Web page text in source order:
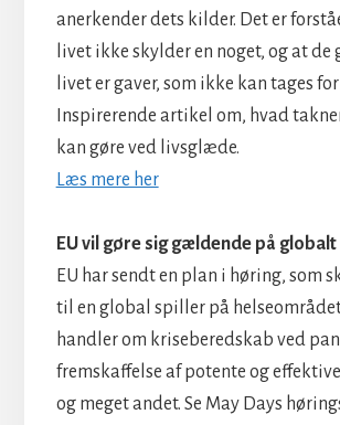
anerkender dets kilder. Det er
livet ikke skylder en noget, og at de
livet er gaver, som ikke kan tages
Inspirerende artikel om, hvad
kan gøre ved livsglæde.
Læs mere her
EU vil gøre sig gældende på globalt
EU har sendt en plan i høring, som
til en global spiller på
handler om kriseberedskab ved
fremskaffelse af potente og
og meget andet. Se May Days